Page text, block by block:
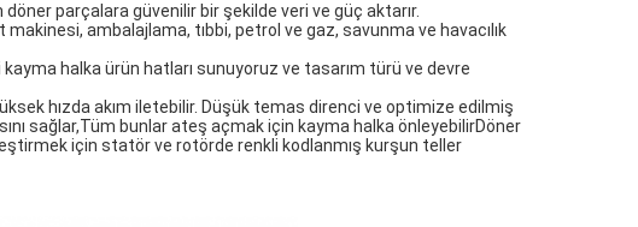
parçalara güvenilir bir şekilde veri ve güç aktarır.
ambalajlama, tıbbi, petrol ve gaz, savunma ve havacılık
halka ürün hatları sunuyoruz ve tasarım türü ve devre
hızda akım iletebilir. Düşük temas direnci ve optimize edilmiş
sağlar,Tüm bunlar ateş açmak için kayma halka önleyebilirDöner
için statör ve rotörde renkli kodlanmış kurşun teller